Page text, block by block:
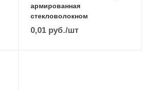
армированная
стекловолокном
0,01 руб./шт